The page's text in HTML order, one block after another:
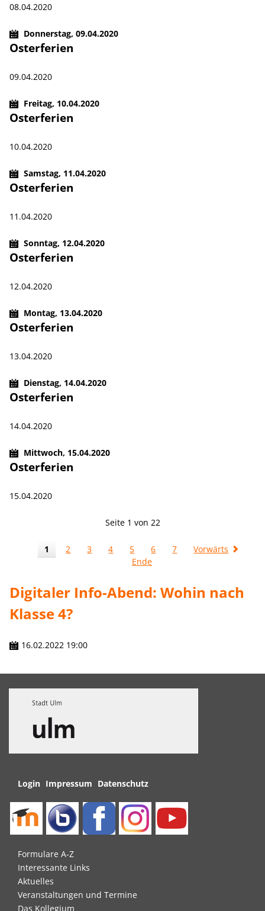
08.04.2020
Donnerstag,09.04.2020
Osterferien
09.04.2020
Freitag, 10.04.2020
Osterferien
10.04.2020
Samstag, 11.04.2020
Osterferien
11.04.2020
Sonntag, 12.04.2020
Osterferien
12.04.2020
Montag, 13.04.2020
Osterferien
13.04.2020
Dienstag, 14.04.2020
Osterferien
14.04.2020
Mittwoch, 15.04.2020
Osterferien
15.04.2020
Seite 1 von 22
1 2 3 4 5 6 7
Vorwärts
Ende
Digitaler Info-Abend: Wohin nach
Klasse 4?
16.02.2022 19:00
Navigation
Login Impressum Datenschutz
Navigation
überspringen
Formulare A-Z
Interessante Links
Aktuelles
Veranstaltungen und Termine
Das Kollegium